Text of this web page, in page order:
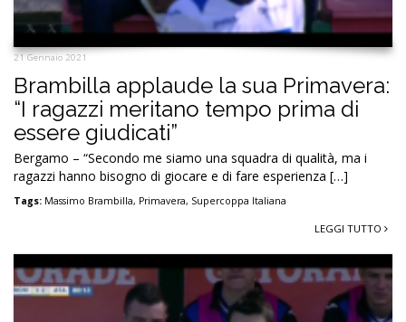
21 Gennaio 2021
Brambilla applaude la sua Primavera:
“I ragazzi meritano tempo prima di
essere giudicati”
Bergamo – “Secondo me siamo una squadra di qualità, ma i
ragazzi hanno bisogno di giocare e di fare esperienza […]
Tags: Massimo Brambilla, Primavera, Supercoppa Italiana
LEGGI TUTTO